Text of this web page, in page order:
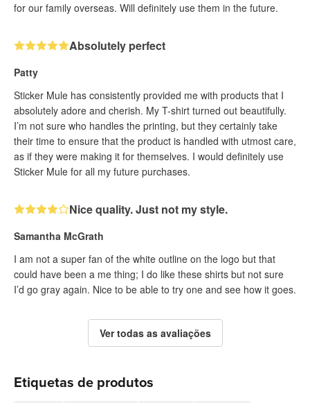
for our family overseas. Will definitely use them in the future.
Absolutely perfect
Patty
Sticker Mule has consistently provided me with products that I
absolutely adore and cherish. My T-shirt turned out beautifully.
I’m not sure who handles the printing, but they certainly take
their time to ensure that the product is handled with utmost care,
as if they were making it for themselves. I would definitely use
Sticker Mule for all my future purchases.
Nice quality. Just not my style.
Samantha McGrath
I am not a super fan of the white outline on the logo but that
could have been a me thing; I do like these shirts but not sure
I’d go gray again. Nice to be able to try one and see how it goes.
Ver todas as avaliações
Etiquetas de produtos